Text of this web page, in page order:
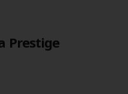
Prestige